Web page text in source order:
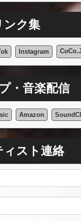
ンク集
Instagram
・音楽配信
Amazon
ィスト連絡